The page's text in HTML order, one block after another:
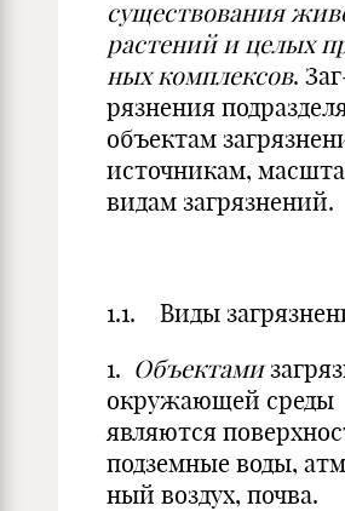
существования
растений и целых
ных комплексов.
рязнения
объектам
источникам,
видам загрязнений.
1.1. Виды
1. Объектами
окру­жающей среды
являются
подземные воды,
ный воздух, почва.